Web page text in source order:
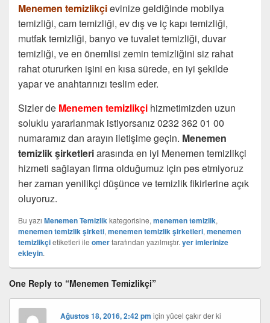
Menemen temizlikçievinize geldiğinde mobilya
temizliği, cam temizliği, ev dış ve iç kapı temizliği,
mutfak temizliği, banyo ve tuvalet temizliği, duvar
temizliği, ve en önemlisi zemin temizliğini siz rahat
rahat otururken işini en kısa sürede, en iyi şekilde
yapar ve anahtarınızı teslim eder.
Sizler de Menemen temizlikçi hizmetimizden uzun
soluklu yararlanmak istiyorsanız 0232 362 01 00
numaramız dan arayın iletişime geçin. Menemen
temizlik şirketleriarasında en iyi Menemen temizlikçi
hizmeti sağlayan firma olduğumuz için pes etmiyoruz
her zaman yenilikçi düşünce ve temizlik fikirlerine açık
oluyoruz.
Bu yazı Menemen Temizlikkategorisine, menemen temizlik,
menemen temizlik şirketi, menemen temizlik şirketleri, menemen
temizlikçietiketleri ile omertarafından yazılmıştır. yer imlerinize
ekleyin.
One Reply to “Menemen Temizlikçi”
Ağustos 18, 2016, 2:42 pm içinyücel çakır der ki